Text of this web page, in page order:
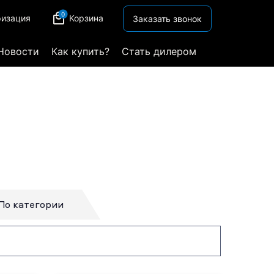
0 Корзина Заказать звонок
Как купить? Стать дилером
категории